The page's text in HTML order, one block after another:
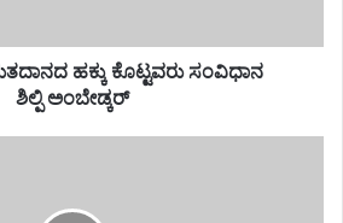
ಹಕ್ಕು ಕೊಟ್ಟವರು ಸಂವಿಧಾನ
ಶಿಲ್ಪಿ ಅಂಬೇಡ್ಕರ್